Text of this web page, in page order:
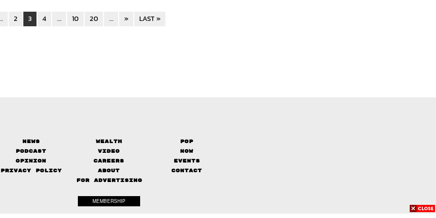
2 3 4 ... 10 20 ... » LAST »
News Wealth
Pop
Podcast
Video
Now
Opinion
Careers
Events
Privacy Policy
About
Contact
FOR ADVERTISING
MEMBERSHIP